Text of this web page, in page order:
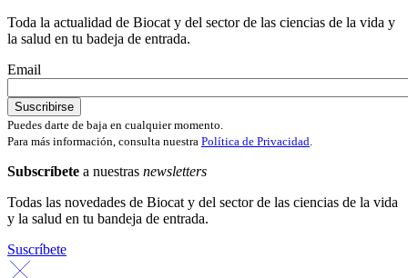
Toda la actualidad de Biocat y del sector de las ciencias de la vida y
la salud en tu badeja de entrada.
Email
Puedes darte de baja en cualquier momento.
Para más información, consulta nuestra Política de Privacidad
Subscríbete a nuestras newsletters
Todas las novedades de Biocat y del sector de las ciencias de la vida
y la salud en tu bandeja de entrada.
Suscríbete